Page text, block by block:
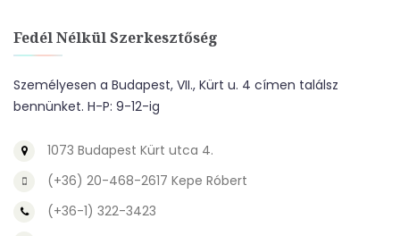
Fedél Nélkül Szerkesztőség
Személyesen a Budapest, VII., Kürt u. 4 címen találsz
bennünket. H-P: 9-12-ig
1073 Budapest Kürt utca 4.
(+36) 20-468-2617 Kepe Róbert
(+36-1) 322-3423